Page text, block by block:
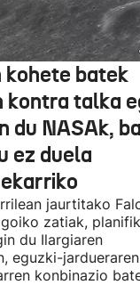
kohete batek
talka
du NASAk,
ez duela
jaurtitako
zatiak,
du Ilargiaren
eguzki-
konbinazio